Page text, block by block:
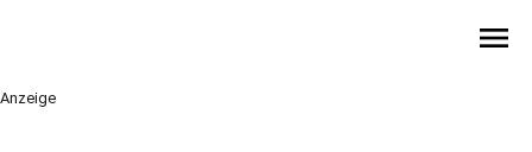
menu
Anzeige